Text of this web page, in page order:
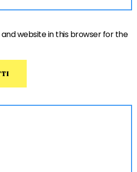
website in this browser for the